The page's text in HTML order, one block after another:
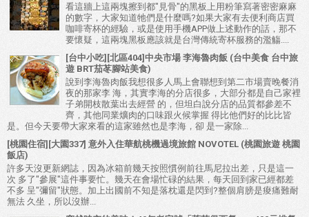
看這牆上這兩塊擦到都"見骨"的黑板上用粉筆寫著密密麻麻
的數字，大家知道牠們是什麼嗎?如果大家有去便利商店買
咖啡寄杯的經驗，或是使用手機APP做上述動作的話，那不
要懷疑，這兩塊黑板應該就是台灣傳統寄杯服務的濫觴....
[台中小吃][北區404]中央市場 李海魯肉飯 (台中美食 台中旅
遊 BRT茄苳腳站美食)
說到李海魯肉飯我想很多人馬上會聯想到第二市場賣晚餐消
夜的那家李 海，其實李海的分店很多，大部分都是自己家裡
子弟開枝散葉出去經營 的，但坦白說分店的品質都參差不
齊，其他同業爌肉的口味跟火候掌握 得比他們好的比比皆
是。但今天要帶大家來看的這家雖然也是李海，卻 是一家除...
[桃園住宿][大園337] 意外入住華航桃機過境旅館 NOVOTEL (桃園旅遊 桃園
飯店)
許多天沒更新網誌，因為冰箱前幾天按照慣例前往馬尼拉出差，只是這一
次 多了"參展"這件事要忙。幾天在會場忙碌的結果，每天回到家已經都差
不多 呈"彌留"狀態。加上出國前不知是落枕還是閃到?整個肩膀是痠痛難耐
無法 久坐，所以沒辦...